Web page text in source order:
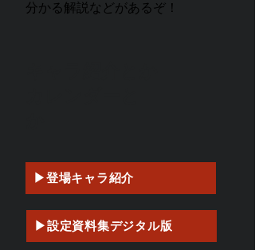
分かる解説などがあるぞ！
▶登場キャラ紹介
▶設定資料集デジタル版